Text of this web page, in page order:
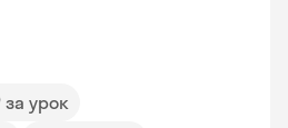
за урок